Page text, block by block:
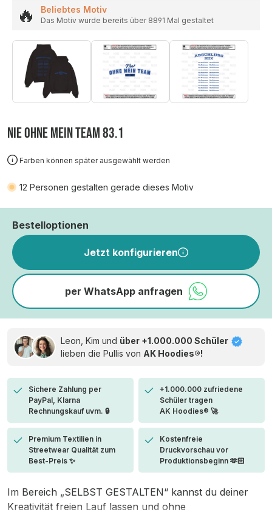
🔥 Beliebtes Motiv
Das Motiv wurde bereits über 8891 Mal gestaltet
NIE OHNE MEIN TEAM 83.1
Farben können später ausgewählt werden
12 Personen gestalten gerade dieses Motiv
Bestelloptionen
Jetzt konfigurieren
per WhatsApp anfragen
Leon, Kim und über +1.000.000 Schüler
lieben die Pullis von AK Hoodies®!
Sichere Zahlung per
PayPal, Klarna
Rechnungskauf uvm. 🔒
+1.000.000 zufriedene
Schüler tragen
AK Hoodies® 🚀
Premium Textilien in
Streetwear Qualität zum
Best-Preis ✨
Kostenfreie
Druckvorschau vor
Produktionsbeginn 🫶🏻
Im Bereich „SELBST GESTALTEN“ kannst du deiner
Kreativität freien Lauf lassen und ohne